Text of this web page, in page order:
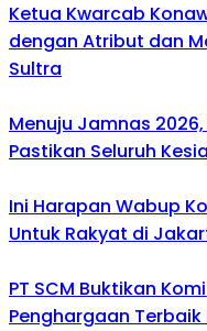
Ketua Kwarcab
dengan Atribut dan
Sultra
Menuju Jamnas
Pastikan Seluruh
Ini Harapan Wabup
Untuk Rakyat di
PT SCM Buktikan
Penghargaan Terbaik